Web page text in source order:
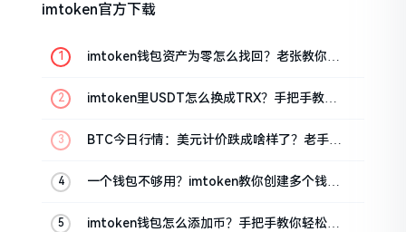
imtoken官方下载
imtoken钱包资产为零怎么找回？老张教你几
imtoken里USDT怎么换成TRX？手把手教你
BTC今日行情：美元计价跌成啥样了？老手教
一个钱包不够用？imtoken教你创建多个钱包
imtoken钱包怎么添加币？手把手教你轻松搞